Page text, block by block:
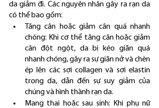
da giảm đi. Các nguyên nhân gây ra rạn da
có thể bao gồm:
Tăng cân hoặc giảm cân quá nhanh
chóng: Khi cơ thể tăng cân hoặc giảm
cân đột ngột, da bị kéo giãn quá
nhanh chóng, gây ra sự giãn nở và chèn
ép lên các sợi collagen và sợi elastin
trong da, dẫn đến sự suy giảm của
chúng và hình thành rạn da.
Mang thai hoặc sau sinh: Khi phụ nữ